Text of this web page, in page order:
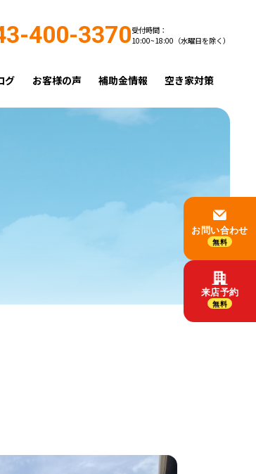
お問い合わせ
無料
来店予約
無料
400-3370受付時間：
10:00~18:00（水曜日を除く）
グ お客様の声 補助金情報 空き家対策